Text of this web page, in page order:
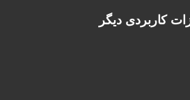
کاربردی دیگر